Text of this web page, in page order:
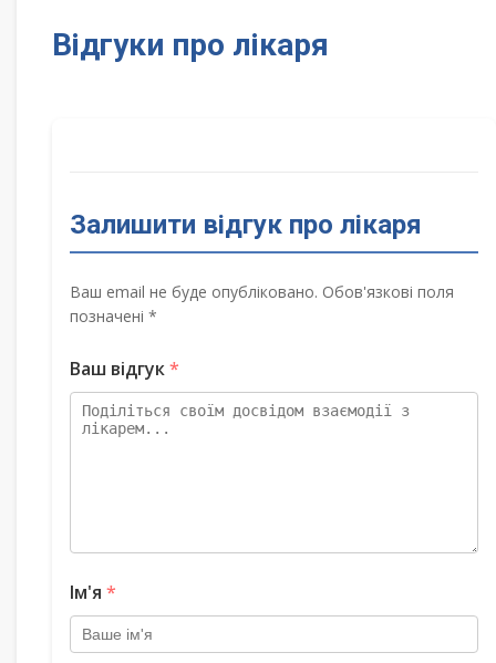
Відгуки про лікаря
Залишити відгук про лікаря
Ваш email не буде опубліковано. Обов'язкові поля
позначені *
Ваш відгук*
Ім'я *